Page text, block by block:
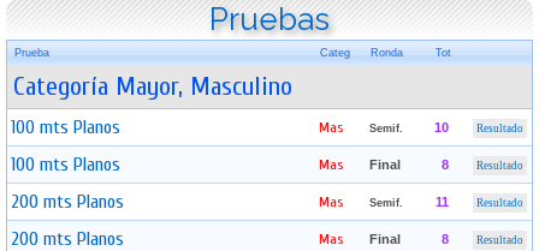
Pruebas
Prueba Categ Ronda Tot
Categoría Mayor, Masculino
100 mts Planos Mas Semif. 10 Resultado
100 mts Planos Mas Final 8 Resultado
200 mts Planos Mas Semif. 11 Resultado
200 mts Planos Mas Final 8 Resultado